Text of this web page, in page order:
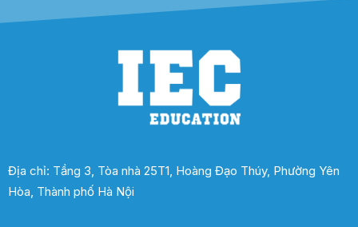
Địa chỉ: Tầng 3, Tòa nhà 25T1, Hoàng Đạo Thúy, Phường Yên
Hòa, Thành phố Hà Nội